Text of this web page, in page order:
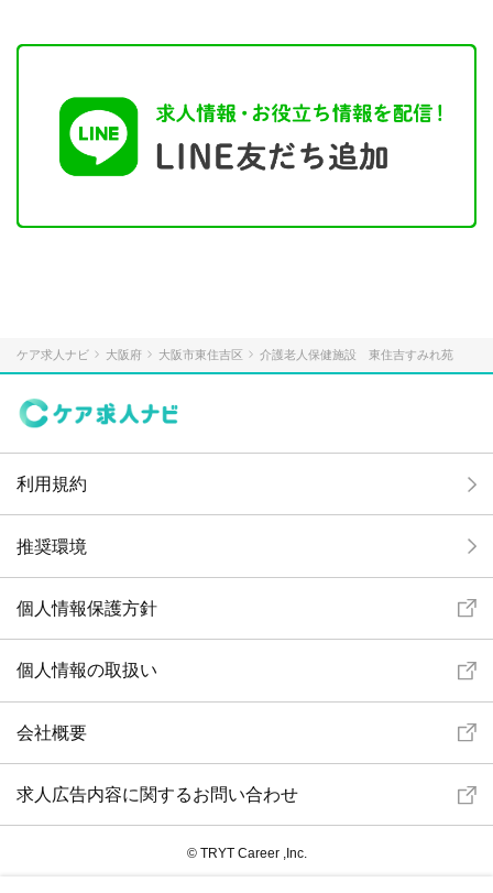
ケア求人ナビ 大阪府 大阪市東住吉区 介護老人保健施設 東住吉すみれ苑
利用規約
推奨環境
個人情報保護方針
個人情報の取扱い
会社概要
求人広告内容に関するお問い合わせ
© TRYT Career ,Inc.